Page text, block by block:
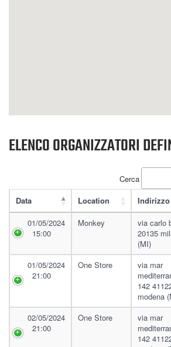
ELENCO ORGANIZZATORI
Cerca
Data
Location Indirizzo
01/05/2024
15:00
Monkey
via carlo
20135
(MI)
01/05/2024
21:00
One Store
via mar
142
modena
02/05/2024
21:00
One Store
via mar
142